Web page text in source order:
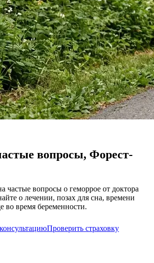
вопросы, Форест-
частые вопросы о геморрое от доктора
о лечении, позах для сна, времени
во время беременности.
Проверить страховку